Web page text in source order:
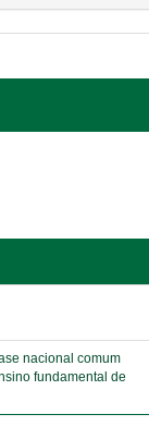
nacional comum
fundamental de